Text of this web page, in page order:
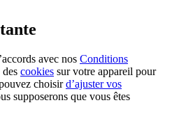
avec nos Conditions
cookies sur votre appareil pour
choisird’ajuster vos
supposerons que vous êtes